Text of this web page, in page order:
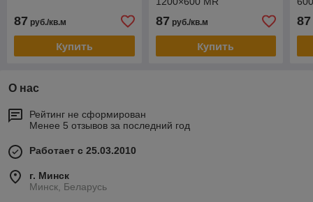
87 руб./кв.м
Купить
87 руб./кв.м
Купить
87
О нас
Рейтинг не сформирован
Менее 5 отзывов за последний год
Работает с 25.03.2010
г. Минск
Минск, Беларусь